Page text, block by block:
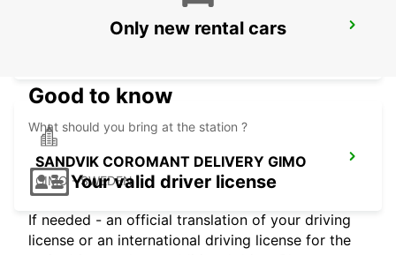
VALLENTUNA
SANDVIK COROMANT DELIVERY GIMO
GIMO - SWEDEN
Only new rental cars
Good to know
What should you bring at the station ?
Your valid driver license
If needed - an official translation of your driving
license or an international driving license for the